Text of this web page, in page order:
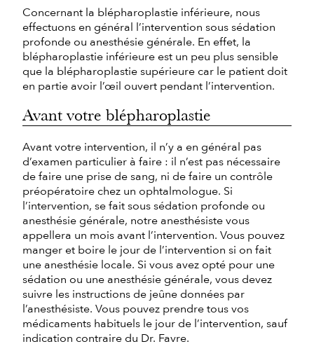
Concernant la blépharoplastie inférieure, nous
effectuons en général l’intervention sous sédation
profonde ou anesthésie générale. En effet, la
blépharoplastie inférieure est un peu plus sensible
que la blépharoplastie supérieure car le patient doit
en partie avoir l’œil ouvert pendant l’intervention.
Avant votre blépharoplastie
Avant votre intervention, il n’y a en général pas
d’examen particulier à faire : il n’est pas nécessaire
de faire une prise de sang, ni de faire un contrôle
préopératoire chez un ophtalmologue. Si
l’intervention, se fait sous sédation profonde ou
anesthésie générale, notre anesthésiste vous
appellera un mois avant l’intervention. Vous pouvez
manger et boire le jour de l’intervention si on fait
une anesthésie locale. Si vous avez opté pour une
sédation ou une anesthésie générale, vous devez
suivre les instructions de jeûne données par
l’anesthésiste. Vous pouvez prendre tous vos
médicaments habituels le jour de l’intervention, sauf
indication contraire du Dr. Favre.